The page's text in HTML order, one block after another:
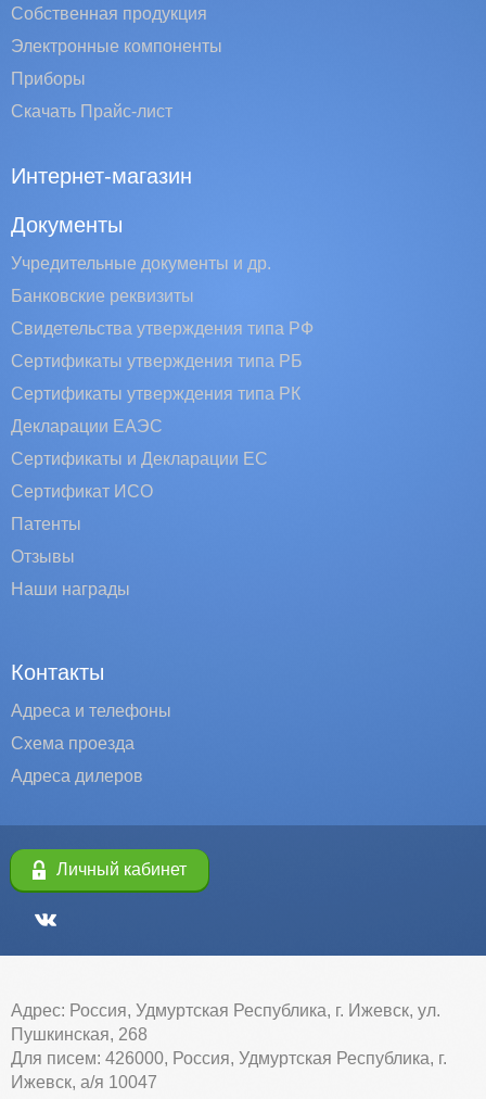
Собственная продукция
Электронные компоненты
Приборы
Скачать Прайс-лист
Интернет-магазин
Документы
Учредительные документы и др.
Банковские реквизиты
Свидетельства утверждения типа РФ
Сертификаты утверждения типа РБ
Сертификаты утверждения типа РК
Декларации ЕАЭС
Сертификаты и Декларации EC
Сертификат ИСО
Патенты
Отзывы
Наши награды
Контакты
Адреса и телефоны
Схема проезда
Адреса дилеров
Личный кабинет
Адрес: Россия, Удмуртская Республика, г. Ижевск, ул.
Пушкинская, 268
Для писем: 426000, Россия, Удмуртская Республика, г.
Ижевск, а/я 10047